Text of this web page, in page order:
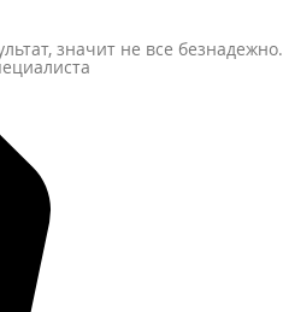
значит не все безнадежно.